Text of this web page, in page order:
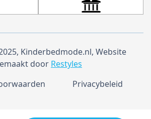
Kinderbedmode.nl, Website
door Restyles
Privacybeleid